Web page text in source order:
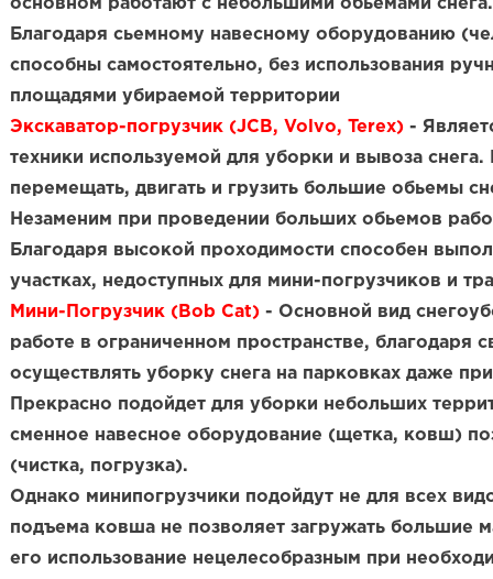
основном работают с небольшими обьемами снега.
Благодаря сьемному навесному оборудованию
способны самостоятельно, без использования
площадями убираемой территории
Экскаватор-погрузчик (JCB, Volvo, Terex)-
техники используемой для уборки и вывоза
перемещать, двигать и грузить большие обьемы
Незаменим при проведении больших обьемов
Благодаря высокой проходимости способен
участках, недоступных для мини-погрузчиков и
Мини-Погрузчик (Bob Cat)- Основной вид
работе в ограниченном пространстве, благодаря
осуществлять уборку снега на парковках даже
Прекрасно подойдет для уборки небольших
сменное навесное оборудование (щетка, ковш)
(чистка, погрузка).
Однако минипогрузчики подойдут не для всех
подъема ковша не позволяет загружать большие
его использование нецелесобразным при